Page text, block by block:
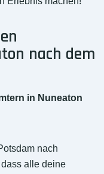
nach dem
in Nuneaton
nach
alle deine